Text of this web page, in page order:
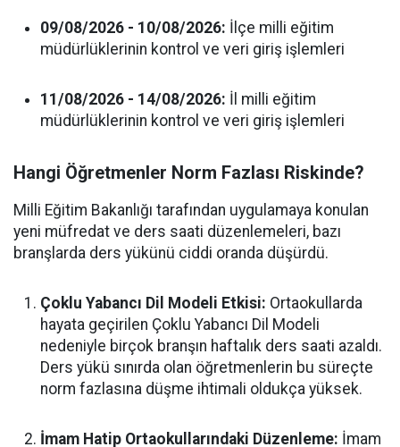
09/08/2026 - 10/08/2026: İlçe milli eğitim
müdürlüklerinin kontrol ve veri giriş işlemleri
11/08/2026 - 14/08/2026: İl milli eğitim
müdürlüklerinin kontrol ve veri giriş işlemleri
Hangi Öğretmenler Norm Fazlası Riskinde?
Milli Eğitim Bakanlığı tarafından uygulamaya konulan
yeni müfredat ve ders saati düzenlemeleri, bazı
branşlarda ders yükünü ciddi oranda düşürdü.
Çoklu Yabancı Dil Modeli Etkisi: Ortaokullarda
hayata geçirilen Çoklu Yabancı Dil Modeli
nedeniyle birçok branşın haftalık ders saati azaldı.
Ders yükü sınırda olan öğretmenlerin bu süreçte
norm fazlasına düşme ihtimali oldukça yüksek.
İmam Hatip Ortaokullarındaki Düzenleme: İmam